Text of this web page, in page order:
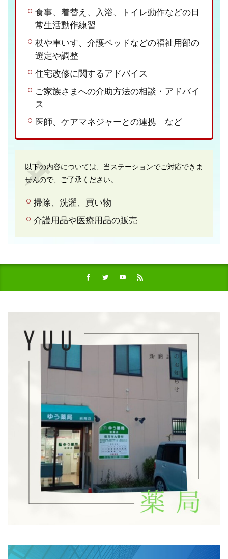
食事、着替え、入浴、トイレ動作などの日
常生活動作練習
杖や車いす、介護ベッドなどの福祉用部の
選定や調整
住宅改修に関するアドバイス
ご家族さまへの介助方法の相談・アドバイ
ス
医師、ケアマネジャーとの連携 など
以下の内容については、当ステーションでご対応できま
せんので、ご了承ください。
掃除、洗濯、買い物
介護用品や医療用品の販売